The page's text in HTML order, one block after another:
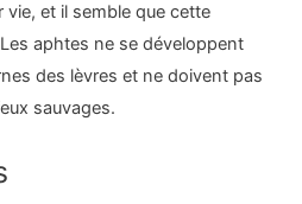
et il semble que cette
aphtes ne se développent
des lèvres et ne doivent pas
sauvages.